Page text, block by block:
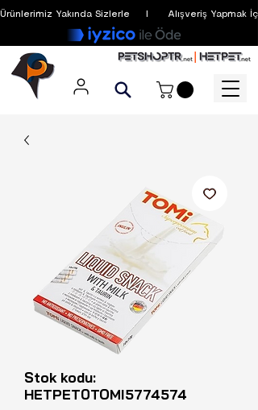
Ürünlerimiz Yakında Sizlerle     I      Alışveriş
Stok kodu:
HETPET0TOMI5774574